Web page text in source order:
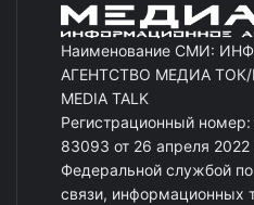
Наименование СМИ:
АГЕНТСТВО МЕДИА ТОК/
MEDIA TALK
Регистрационный
83093 от 26 апреля 2022
Федеральной службой
связи, информационных